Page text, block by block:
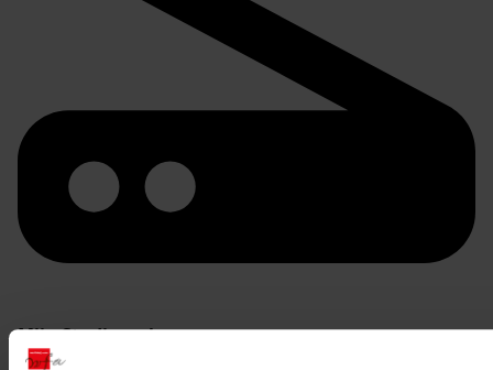
Mijn Studiezaal